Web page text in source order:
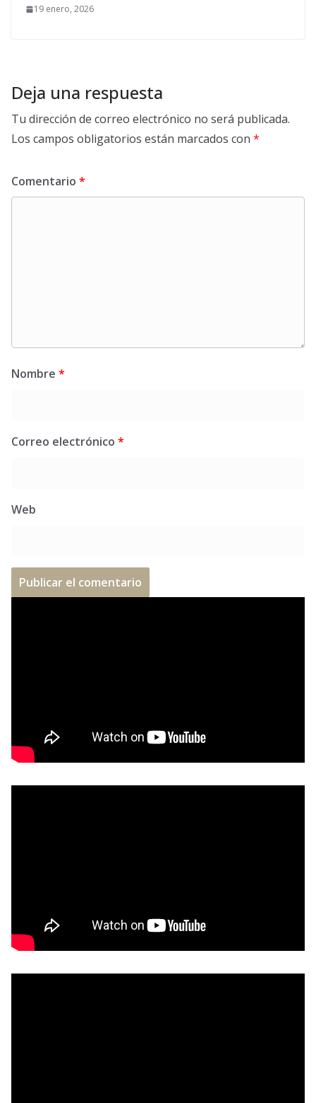
19 enero, 2026
Deja una respuesta
Tu dirección de correo electrónico no será publicada.
Los campos obligatorios están marcados con *
Comentario *
Nombre *
Correo electrónico *
Web